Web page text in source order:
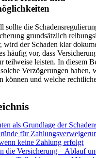
sollte die
grundsätzlich
wird der Schaden klar
häufig vor, dass
teilweise leisten. In diesem
Verzögerungen haben,
können und welche
als Grundlage der
für
keine Zahlung erfolgt
die Versicherung – Ablauf